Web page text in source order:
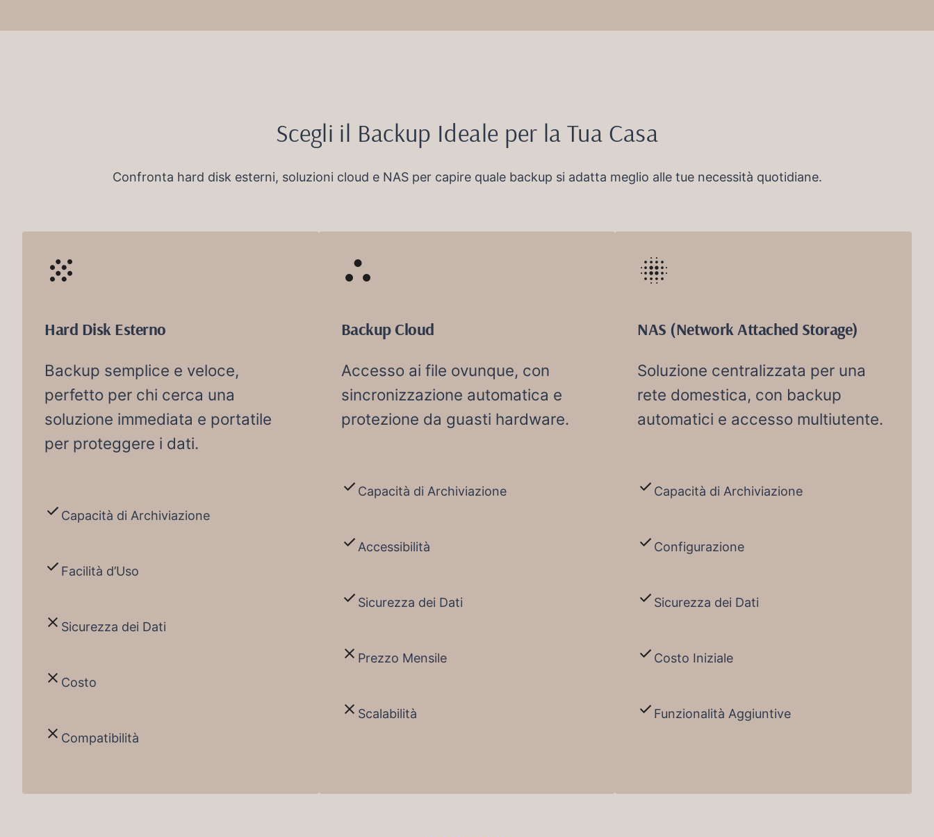
Scegli il Backup Ideale per la Tua Casa
Confronta hard disk esterni, soluzioni cloud e NAS per capire quale backup si adatta meglio alle tue necessità quotidiane.
Hard Disk Esterno
Backup semplice e veloce,
perfetto per chi cerca una
soluzione immediata e portatile
per proteggere i dati.
Capacità di Archiviazione
Facilità d’Uso
Sicurezza dei Dati
Costo
Compatibilità
Backup Cloud
Accesso ai file ovunque, con
sincronizzazione automatica e
protezione da guasti hardware.
Capacità di Archiviazione
Accessibilità
Sicurezza dei Dati
Prezzo Mensile
Scalabilità
NAS (Network Attached Storage)
Soluzione centralizzata per una
rete domestica, con backup
automatici e accesso multiutente.
Capacità di Archiviazione
Configurazione
Sicurezza dei Dati
Costo Iniziale
Funzionalità Aggiuntive